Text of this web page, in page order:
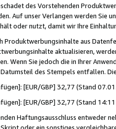
des Vorstehenden
Auf unser Verlangen werden Sie
oder nutzt, damit wir Ihre
Produktwerbungsinhalte aus
aktualisieren,
Wenn Sie jedoch die in Ihrer
des Stempels entfallen.
[EUR/GBP] 32,77 (Stand
[EUR/GBP] 32,77 (Stand
Haftungsausschluss entweder
oder ein sonstiges